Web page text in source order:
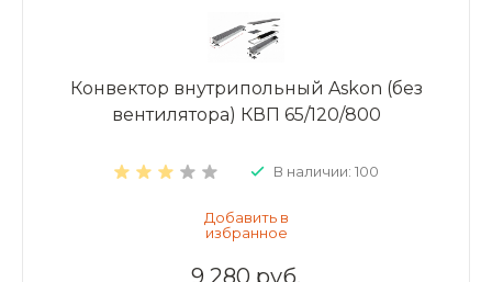
Конвектор внутрипольный Askon (без
вентилятора) КВП 65/120/800
В наличии: 100
9 280 руб.